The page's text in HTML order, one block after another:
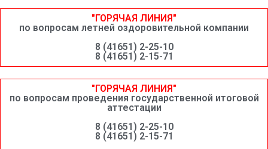
"ГОРЯЧАЯ ЛИНИЯ"
по вопросам летней оздоровительной компании
8 (41651) 2-25-10
8 (41651) 2-15-71
"ГОРЯЧАЯ ЛИНИЯ"
по вопросам проведения государственной итоговой
аттестации
8 (41651) 2-25-10
8 (41651) 2-15-71